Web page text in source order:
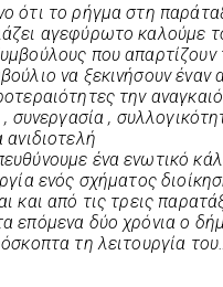
ότι το ρήγμα στη
αγεφύρωτο καλούμε
που απαρτίζουν
να ξεκινήσουν έναν
την
, συνεργασία ,
ένα ενωτικό
ενός σχήματος
και από τις τρεις
επόμενα δύο χρόνια ο
τη λειτουργία